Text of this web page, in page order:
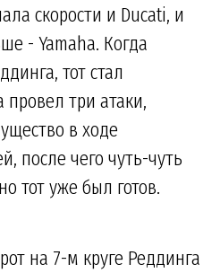
скорости и Ducati, и
- Yamaha. Когда
тот стал
провел три атаки,
в ходе
после чего чуть-чуть
тот уже был готов.
на 7-м круге Реддинга